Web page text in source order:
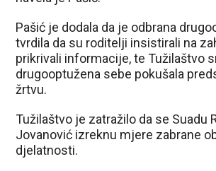
Pašić je dodala da je odbrana
tvrdila da su roditelji insistirali na
prikrivali informacije, te Tužilaštvo
drugooptužena sebe pokušala
žrtvu.
Tužilaštvo je zatražilo da se Suadu
Jovanović izreknu mjere zabrane
djelatnosti.